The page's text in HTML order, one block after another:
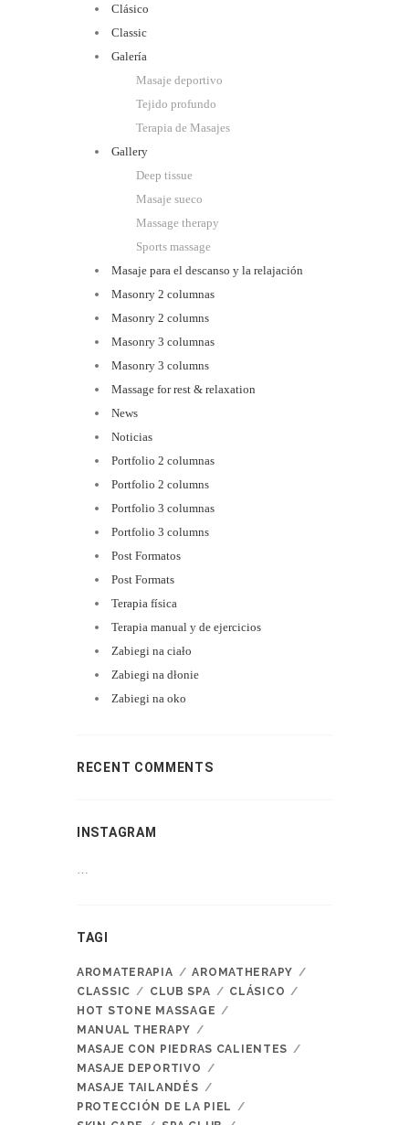
Clásico
Classic
Galería
Masaje deportivo
Tejido profundo
Terapia de Masajes
Gallery
Deep tissue
Masaje sueco
Massage therapy
Sports massage
Masaje para el descanso y la relajación
Masonry 2 columnas
Masonry 2 columns
Masonry 3 columnas
Masonry 3 columns
Massage for rest & relaxation
News
Noticias
Portfolio 2 columnas
Portfolio 2 columns
Portfolio 3 columnas
Portfolio 3 columns
Post Formatos
Post Formats
Terapia física
Terapia manual y de ejercicios
Zabiegi na ciało
Zabiegi na dłonie
Zabiegi na oko
RECENT COMMENTS
INSTAGRAM
TAGI
AROMATERAPIA
AROMATHERAPY
CLASSIC
CLUB SPA
CLÁSICO
HOT STONE MASSAGE
MANUAL THERAPY
MASAJE CON PIEDRAS CALIENTES
MASAJE DEPORTIVO
MASAJE TAILANDÉS
PROTECCIÓN DE LA PIEL